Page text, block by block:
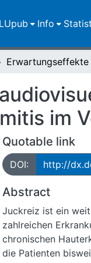
Info
im
Quotable link
DOI: http://
Abstract
Juckreiz ist ein
zahlreichen
chronischen
die Patienten